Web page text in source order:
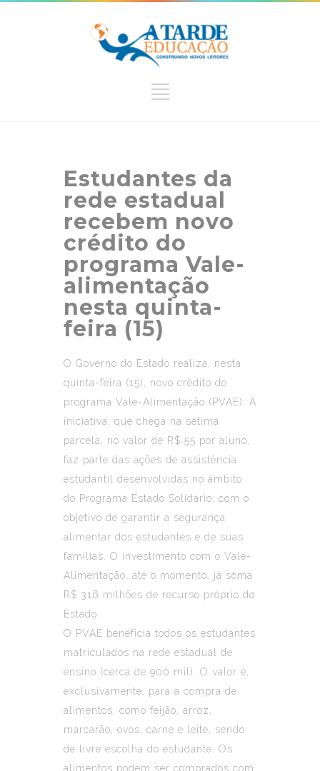
Estudantes da
rede estadual
recebem novo
crédito do
programa Vale-
alimentação
nesta quinta-
feira (15)
O Governo do Estado realiza, nesta
quinta-feira (15), novo crédito do
programa Vale-Alimentação (PVAE). A
iniciativa, que chega na sétima
parcela, no valor de R$ 55 por aluno,
faz parte das ações de assistência
estudantil desenvolvidas no âmbito
do Programa Estado Solidário, com o
objetivo de garantir a segurança
alimentar dos estudantes e de suas
famílias. O investimento com o Vale-
Alimentação, até o momento, já soma
R$ 316 milhões de recurso próprio do
Estado.
O PVAE beneficia todos os estudantes
matriculados na rede estadual de
ensino (cerca de 900 mil). O valor é,
exclusivamente, para a compra de
alimentos, como feijão, arroz,
marcarão, ovos, carne e leite, sendo
de livre escolha do estudante. Os
alimentos podem ser comprados com